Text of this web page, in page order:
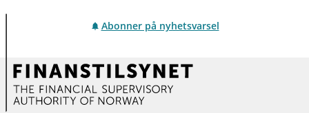
Abonner på nyhetsvarsel